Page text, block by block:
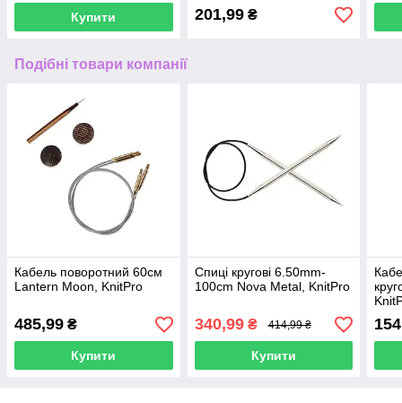
Купити 201,99₴
Подібні товари компанії
Кабель поворотний 60см
Lantern Moon, KnitPro
485,99 ₴
Купити
Спиці кругові 6.50mm-
100cm Nova Metal, KnitPro
340,99₴ 414,99 ₴
Купити